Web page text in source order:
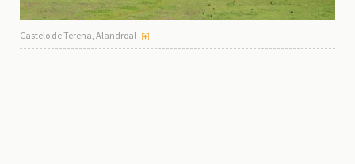
Castelo de Terena, Alandroal